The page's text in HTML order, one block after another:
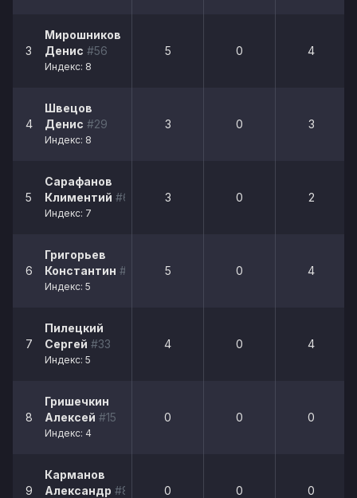
3
Мирошников
Денис #56
Индекс: 8
5 0 4
4
Швецов
Денис #29
Индекс: 8
3 0 3
5
Сарафанов
Климентий #69
Индекс: 7
3 0 2
6
Григорьев
Константин #24
Индекс: 5
5 0 4
7
Пилецкий
Сергей #33
Индекс: 5
4 0 4
8
Гришечкин
Алексей #15
Индекс: 4
0 0 0
9
Карманов
Александр #87 0 0 0